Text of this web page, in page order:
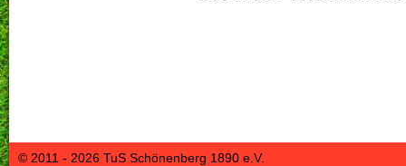
© 2011 - 2026 TuS Schönenberg 1890 e.V.